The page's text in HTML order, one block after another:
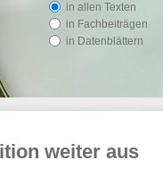
in allen Texten
in Fachbeiträgen
in Datenblättern
weiter aus